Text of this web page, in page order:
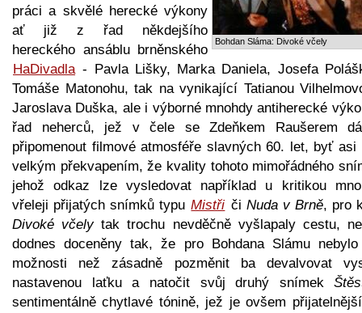
Bohdan Sláma: Divoké včely
práci a skvělé herecké výkony
ať již z řad někdejšího
hereckého ansáblu brněnského
HaDivadla - Pavla Lišky, Marka Daniela, Josefa
Tomáše Matonohu, tak na vynikající Tatianou
Jaroslava Duška, ale i výborné mnohdy antiherecké
řad neherců, jež v čele se Zdeňkem Raušerem
připomenout filmové atmosféře slavných 60. let, byť asi
velkým překvapením, že kvality tohoto mimořádného
jehož odkaz lze vysledovat například u kritikou
vřeleji přijatých snímků typu Mistři či Nuda v Brně, pro
Divoké včelytak trochu nevděčně vyšlapaly cestu,
dodnes doceněny tak, že pro Bohdana Slámu
možnosti než zásadně pozměnit ba devalvovat
nastavenou laťku a natočit svůj druhý snímek
sentimentálně chytlavé tónině, jež je ovšem